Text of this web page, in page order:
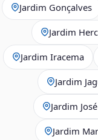
Jardim Gonçalves
Jardim
Jardim Iracema
Jardim
Jardim
Jardim